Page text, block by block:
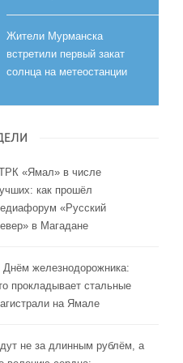
Жители Мурманска
встретили первый закат
солнца на метеостанции
«Ямал» в числе
как прошёл
«Русский
в Магадане
железнодорожника:
прокладывает стальные
на Ямале
не за длинным рублём, а